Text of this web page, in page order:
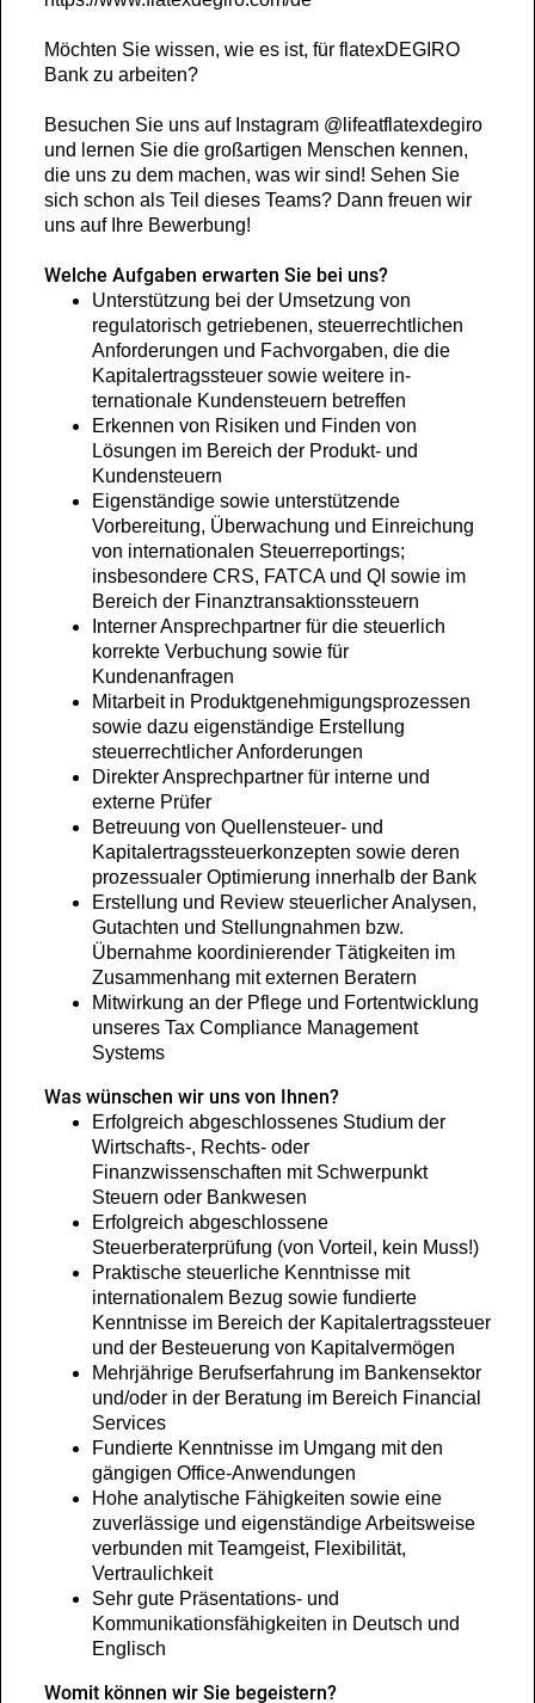
Möchten Sie wissen, wie es ist, für flatexDEGIRO
Bank zu arbeiten?
Besuchen Sie uns auf Instagram @lifeatflatexdegiro
und lernen Sie die großartigen Menschen kennen,
die uns zu dem machen, was wir sind! Sehen Sie
sich schon als Teil dieses Teams? Dann freuen wir
uns auf Ihre Bewerbung!
Welche Aufgaben erwarten Sie bei uns?
Unterstützung bei der Umsetzung von
regulatorisch getriebenen, steuerrechtlichen
Anforderungen und Fachvorgaben, die die
Kapitalertragssteuer sowie weitere in-
ternationale Kundensteuern betreffen
Erkennen von Risiken und Finden von
Lösungen im Bereich der Produkt- und
Kundensteuern
Eigenständige sowie unterstützende
Vorbereitung, Überwachung und Einreichung
von internationalen Steuerreportings;
insbesondere CRS, FATCA und QI sowie im
Bereich der Finanztransaktionssteuern
Interner Ansprechpartner für die steuerlich
korrekte Verbuchung sowie für
Kundenanfragen
Mitarbeit in Produktgenehmigungsprozessen
sowie dazu eigenständige Erstellung
steuerrechtlicher Anforderungen
Direkter Ansprechpartner für interne und
externe Prüfer
Betreuung von Quellensteuer- und
Kapitalertragssteuerkonzepten sowie deren
prozessualer Optimierung innerhalb der Bank
Erstellung und Review steuerlicher Analysen,
Gutachten und Stellungnahmen bzw.
Übernahme koordinierender Tätigkeiten im
Zusammenhang mit externen Beratern
Mitwirkung an der Pflege und Fortentwicklung
unseres Tax Compliance Management
Systems
Was wünschen wir uns von Ihnen?
Erfolgreich abgeschlossenes Studium der
Wirtschafts-, Rechts- oder
Finanzwissenschaften mit Schwerpunkt
Steuern oder Bankwesen
Erfolgreich abgeschlossene
Steuerberaterprüfung (von Vorteil, kein Muss!)
Praktische steuerliche Kenntnisse mit
internationalem Bezug sowie fundierte
Kenntnisse im Bereich der Kapitalertragssteuer
und der Besteuerung von Kapitalvermögen
Mehrjährige Berufserfahrung im Bankensektor
und/oder in der Beratung im Bereich Financial
Services
Fundierte Kenntnisse im Umgang mit den
gängigen Office-Anwendungen
Hohe analytische Fähigkeiten sowie eine
zuverlässige und eigenständige Arbeitsweise
verbunden mit Teamgeist, Flexibilität,
Vertraulichkeit
Sehr gute Präsentations- und
Kommunikationsfähigkeiten in Deutsch und
Englisch
Womit können wir Sie begeistern?